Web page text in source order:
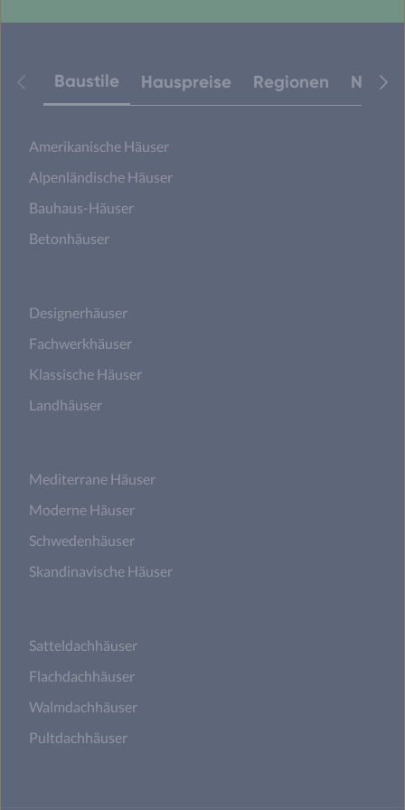
Baustile Hauspreise Regionen
Amerikanische Häuser
Alpenländische Häuser
Bauhaus-Häuser
Betonhäuser
Designerhäuser
Fachwerkhäuser
Klassische Häuser
Landhäuser
Mediterrane Häuser
Moderne Häuser
Schwedenhäuser
Skandinavische Häuser
Satteldachhäuser
Flachdachhäuser
Walmdachhäuser
Pultdachhäuser